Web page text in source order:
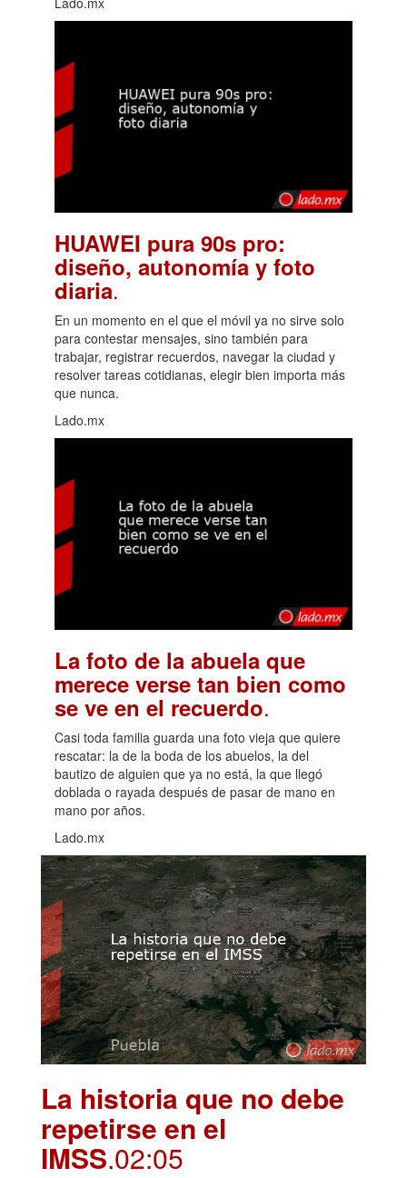
HUAWEI pura 90s pro:
diseño, autonomía y foto
diaria.
En un momento en el que el móvil ya no sirve solo
para contestar mensajes, sino también para
trabajar, registrar recuerdos, navegar la ciudad y
resolver tareas cotidianas, elegir bien importa más
que nunca.
Lado.mx
La foto de la abuela que
merece verse tan bien como
se ve en el recuerdo.
Casi toda familia guarda una foto vieja que quiere
rescatar: la de la boda de los abuelos, la del
bautizo de alguien que ya no está, la que llegó
doblada o rayada después de pasar de mano en
mano por años.
Lado.mx
La historia que no debe
repetirse en el
IMSS.02:05